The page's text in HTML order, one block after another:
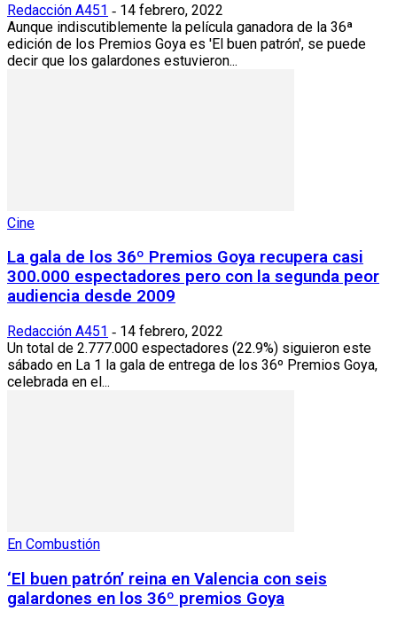
Redacción A451 - 14 febrero, 2022
Aunque indiscutiblemente la película ganadora de la 36ª
edición de los Premios Goya es 'El buen patrón', se puede
decir que los galardones estuvieron...
Cine
La gala de los 36º Premios Goya recupera casi
300.000 espectadores pero con la segunda peor
audiencia desde 2009
Redacción A451 - 14 febrero, 2022
Un total de 2.777.000 espectadores (22.9%) siguieron este
sábado en La 1 la gala de entrega de los 36º Premios Goya,
celebrada en el...
En Combustión
‘El buen patrón’ reina en Valencia con seis
galardones en los 36º premios Goya